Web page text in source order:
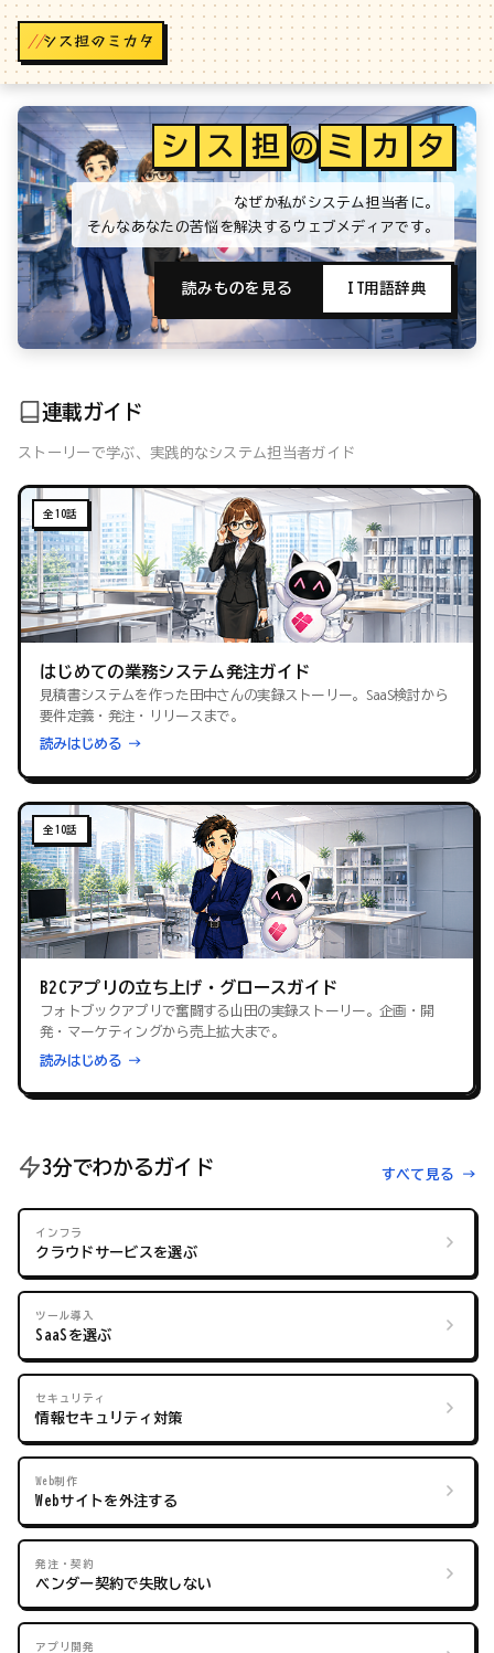
//
シ ス 担 の ミ カ タ
なぜか私がシステム担当者に。
そんなあなたの苦悩を解決するウェブメディアです。
読みものを見る IT用語辞典
連載ガイド
ストーリーで学ぶ、実践的なシステム担当者ガイド
全10話
はじめての業務システム発注ガイド
見積書システムを作った田中さんの実録ストーリー。SaaS検討から
要件定義・発注・リリースまで。
読みはじめる →
全10話
B2Cアプリの立ち上げ・グロースガイド
フォトブックアプリで奮闘する山田の実録ストーリー。企画・開
発・マーケティングから売上拡大まで。
読みはじめる →
3分でわかるガイド すべて見る →
インフラ
クラウドサービスを選ぶ
ツール導入
SaaSを選ぶ
セキュリティ
情報セキュリティ対策
Web制作
Webサイトを外注する
発注・契約
ベンダー契約で失敗しない
アプリ開発